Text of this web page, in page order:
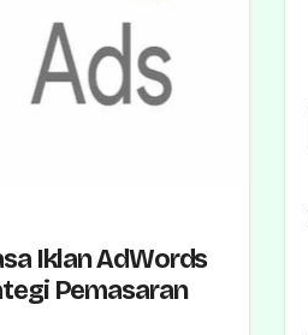
Iklan AdWords
Pemasaran